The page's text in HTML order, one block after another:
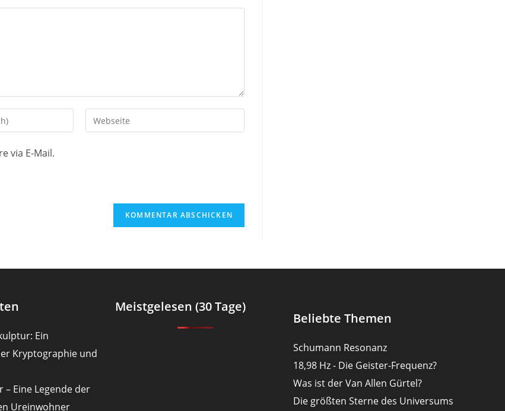
Gib
deine
via E-Mail.
Ein
Kryptographie und
– Eine Legende der
Ureinwohner
Meistgelesen (30 Tage)
Beliebte Themen
Schumann Resonanz
18,98 Hz - Die Geister-Frequenz?
Was ist der Van Allen Gürtel?
Die größten Sterne des Universums